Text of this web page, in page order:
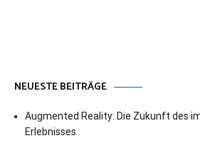
NEUESTE BEITRÄGE
Augmented Reality: Die Zukunft des
Erlebnisses